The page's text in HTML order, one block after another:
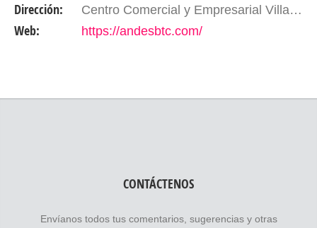
entrada a este…
Dirección: Centro Comercial y Empresarial Villa Los Chorros. Mérida - Edo. Mérida. Venezuela
Web: https://andesbtc.com/
CONTÁCTENOS
Envíanos todos tus comentarios, sugerencias y otras